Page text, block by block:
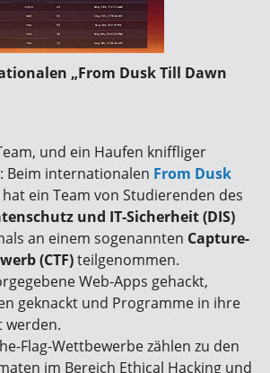
„From Dusk Till Dawn
und ein Haufen kniffliger
Beim internationalen From Dusk
hat ein Team von Studierenden des
und IT-Sicherheit (DIS)
an einem sogenannten Capture-
(CTF)teilgenommen.
Web-Apps gehackt,
geknackt und Programme in ihre
werden.
Flag-Wettbewerbe zählen zu den
im Bereich Ethical Hacking und